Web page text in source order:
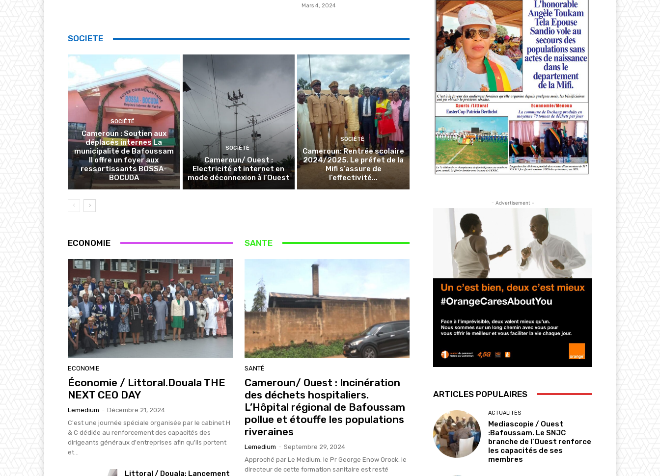
Mars 4, 2024
SOCIETE
SOCIÉTÉ
Cameroun : Soutien aux
déplacés internes La
municipalité de Bafoussam
II offre un foyer aux
ressortissants BOSSA-
BOCUDA
SOCIÉTÉ
Cameroun/ Ouest :
Electricité et internet en
mode déconnexion à l’Ouest
SOCIÉTÉ
Cameroun: Rentrée scolaire
2024/2025. Le préfet de la
Mifi s’assure de
l’effectivité...
ECONOMIE
ECONOMIE
Économie / Littoral.Douala THE
NEXT CEO DAY
Lemedium - Décembre 21, 2024
C'est une journée spéciale organisée par le cabinet H
& C dédiée au renforcement des capacités des
dirigeants généraux d'entreprises afin qu'ils portent
et...
Littoral / Douala: Lancement
SANTE
SANTÉ
Cameroun/ Ouest : Incinération
des déchets hospitaliers.
L’Hôpital régional de Bafoussam
pollue et étouffe les populations
riveraines
Lemedium - Septembre 29, 2024
Approché par Le Medium, le Pr George Enow Orock, le
directeur de cette formation sanitaire est resté
- Advertisement -
ARTICLES POPULAIRES
ACTUALITÉS
Mediascopie / Ouest
:Bafoussam. Le SNJC
branche de l’Ouest renforce
les capacités de ses
membres